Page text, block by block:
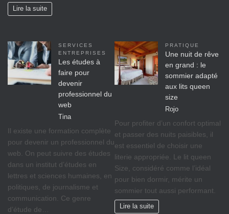
Lire la suite
SERVICES
ENTREPRISES
Les études à
faire pour
devenir
professionnel du
web
Tina
Il existe une formation complète
pour devenir un professionnel du
web. On peut suivre des études
dans un institut d’études en
lettres et sciences humaines, en
politiques, de journalisme et
communication. Ce genre
d’étude de…
PRATIQUE
Une nuit de rêve
en grand : le
sommier adapté
aux lits queen
size
Rojo
Pour profiter d’un confort optimal
et passer des nuits paisibles, il
est essentiel de choisir une
literie appropriée. Le lit queen
Size, considéré comme l’idéal
pour bien dormir, mérite un
sommier tout aussi performant.
Lire la suite